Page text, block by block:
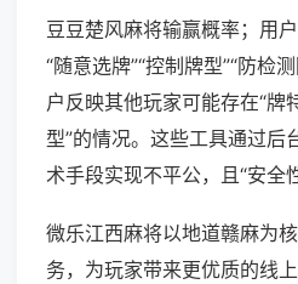
豆豆楚风麻将输赢概率；用
“随意选牌”“控制牌型”“防检
户反映其他玩家可能存在“牌
型”的情况。这些工具通过后
术手段实现不平公，且“安全
微乐江西麻将以地道赣麻为
务，为玩家带来更优质的线